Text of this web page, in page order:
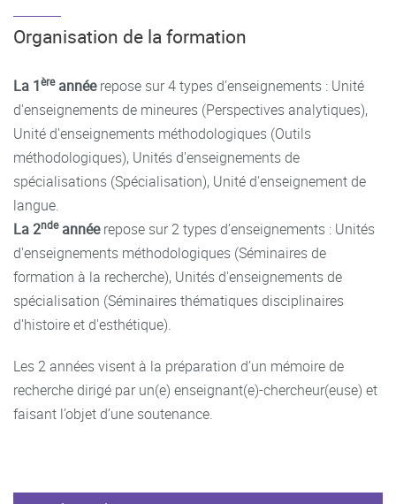
Organisation de la formation
La 1èreannéerepose sur 4 types d’enseignements : Unité
d'enseignements de mineures (Perspectives analytiques),
Unité d'enseignements méthodologiques (Outils
méthodologiques), Unités d'enseignements de
spécialisations (Spécialisation), Unité d'enseignement de
langue.
La 2ndeannéerepose sur 2 types d’enseignements : Unités
d'enseignements méthodologiques (Séminaires de
formation à la recherche), Unités d'enseignements de
spécialisation (Séminaires thématiques disciplinaires
d'histoire et d'esthétique).
Les 2 années visent à la préparation d’un mémoire de
recherche dirigé par un(e) enseignant(e)-chercheur(euse) et
faisant l’objet d’une soutenance.